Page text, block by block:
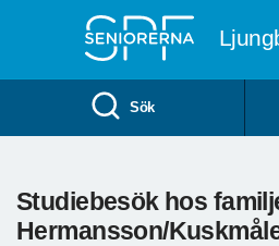
Sök
Studiebesök hos
Hermansson/